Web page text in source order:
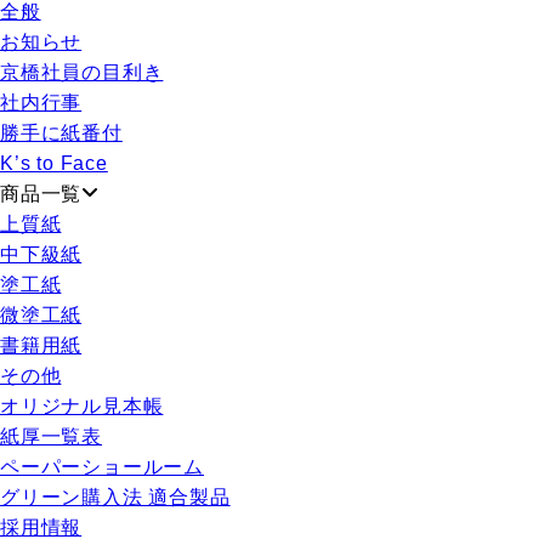
全般
お知らせ
京橋社員の目利き
社内行事
勝手に紙番付
K’s to Face
商品一覧
上質紙
中下級紙
塗工紙
微塗工紙
書籍用紙
その他
オリジナル見本帳
紙厚一覧表
ペーパーショールーム
グリーン購入法 適合製品
採用情報